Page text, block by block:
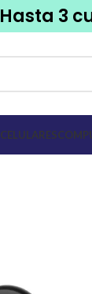
Hasta 3
CELULARES